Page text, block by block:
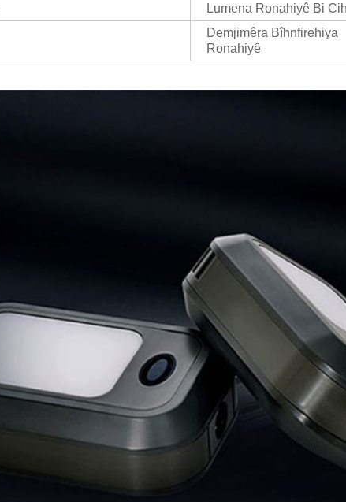
Lumena Ronahiyê Bi
Demjimêra Bîhnfirehiya
Ronahiyê